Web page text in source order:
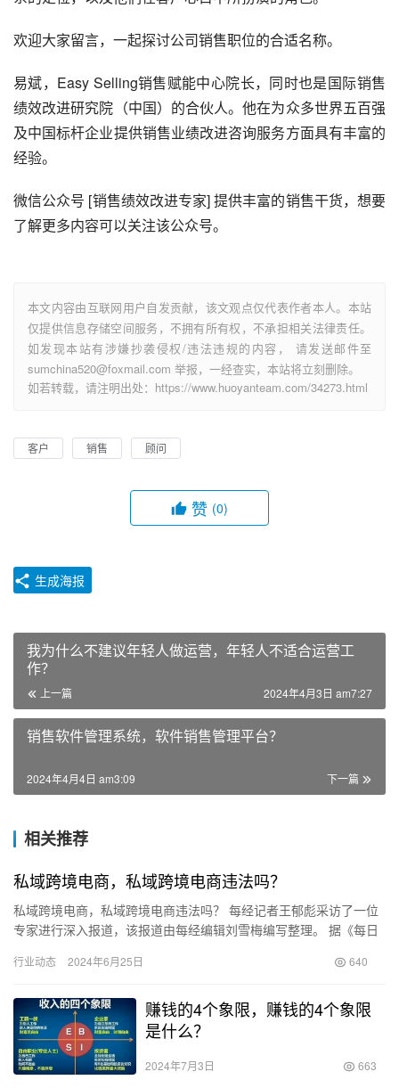
欢迎大家留言，一起探讨公司销售职位的合适名称。
易斌，Easy Selling销售赋能中心院长，同时也是国际销售
绩效改进研究院（中国）的合伙人。他在为众多世界五百强
及中国标杆企业提供销售业绩改进咨询服务方面具有丰富的
经验。
微信公众号 [销售绩效改进专家] 提供丰富的销售干货，想要
了解更多内容可以关注该公众号。
本文内容由互联网用户自发贡献，该文观点仅代表作者本人。本站
仅提供信息存储空间服务，不拥有所有权，不承担相关法律责任。
如发现本站有涉嫌抄袭侵权/违法违规的内容， 请发送邮件至
sumchina520@foxmail.com 举报，一经查实，本站将立刻删除。
如若转载，请注明出处：https://www.huoyanteam.com/34273.html
客户 销售 顾问
赞 (0)
生成海报
我为什么不建议年轻人做运营，年轻人不适合运营工
作？
上一篇 2024年4月3日 am7:27
销售软件管理系统，软件销售管理平台？
下一篇
2024年4月4日 am3:09
相关推荐
私域跨境电商，私域跨境电商违法吗？
私域跨境电商，私域跨境电商违法吗？ 每经记者王郁彪采访了一位
专家进行深入报道，该报道由每经编辑刘雪梅编写整理。 据《每日
行业动态 2024年6月25日 640
赚钱的4个象限，赚钱的4个象限
是什么？
2024年7月3日 663